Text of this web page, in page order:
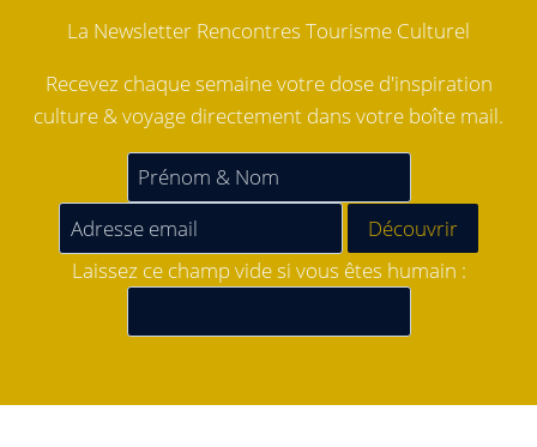
La Newsletter Rencontres Tourisme Culturel
Recevez chaque semaine votre dose d'inspiration
culture & voyage directement dans votre boîte mail.
Laissez ce champ vide si vous êtes humain :